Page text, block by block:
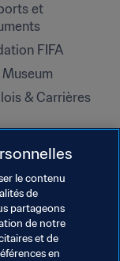
et
FIFA
Museum
& Carrières
le contenu
de
partageons
de notre
et de
en